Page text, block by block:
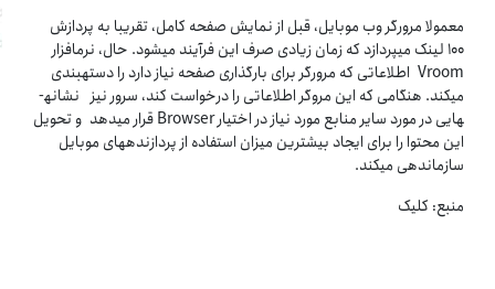
معمولا مرورگر وب موبایل، قبل از نمایش صفحه کامل، تقریبا به پردازش
۱۰۰ لینک می­پردازد که زمان زیادی صرف این فرآیند می­شود. حال، نرم­افزار
Vroom اطلاعاتی که مرورگر برای بارگذاری صفحه نیاز دارد را دسته­بندی
می­کند. هنگامی که این مروگر اطلاعاتی را درخواست کند، سرور نیز نشانه­
هایی در مورد سایر منابع مورد نیاز در اختیار Browser قرار می­دهد و تحویل
این محتوا را برای ایجاد بیشترین میزان استفاده از پردازنده­های موبایل
سازماندهی می­کند.
منبع: کلیک